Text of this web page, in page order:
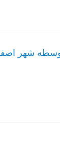
شهر